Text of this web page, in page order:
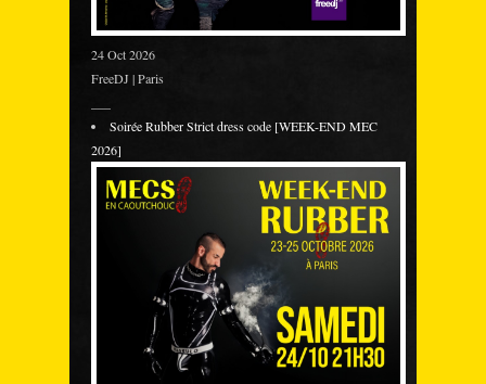
24 Oct 2026
FreeDJ | Paris
Soirée Rubber Strict dress code [WEEK-END MEC
2026]